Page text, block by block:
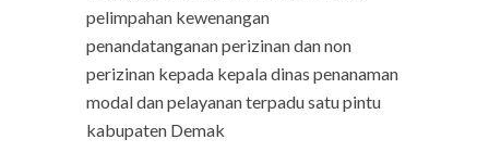
pelimpahan kewenangan
penandatanganan perizinan dan non
perizinan kepada kepala dinas penanaman
modal dan pelayanan terpadu satu pintu
kabupaten Demak